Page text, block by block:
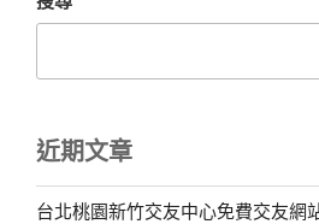
近期文章
台北桃園新竹交友中心免費交友網